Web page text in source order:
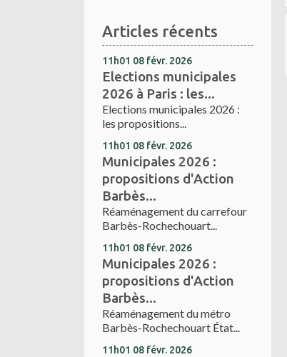
Articles récents
11h01 08 févr. 2026
Elections municipales
2026 à Paris : les...
Elections municipales 2026 :
les propositions...
11h01 08 févr. 2026
Municipales 2026 :
propositions d'Action
Barbès...
Réaménagement du carrefour
Barbès-Rochechouart...
11h01 08 févr. 2026
Municipales 2026 :
propositions d'Action
Barbès...
Réaménagement du métro
Barbès-Rochechouart État...
11h01 08 févr. 2026